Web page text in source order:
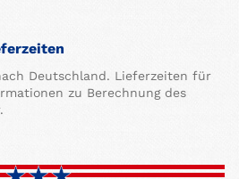
Deutschland. Lieferzeiten für
zu Berechnung des
.